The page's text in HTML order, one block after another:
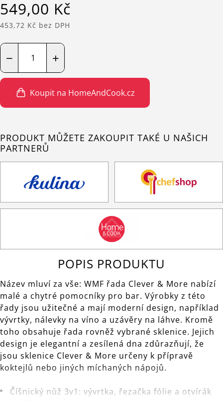
549,00 Kč
453,72 Kč bez DPH
+
−
Koupit na HomeAndCook.cz
PRODUKT MŮŽETE ZAKOUPIT TAKÉ U NAŠICH
PARTNERŮ
POPIS PRODUKTU
Název mluví za vše: WMF řada Clever & More nabízí
malé a chytré pomocníky pro bar. Výrobky z této
řady jsou užitečné a mají moderní design, například
vývrtky, nálevky na víno a uzávěry na láhve. Kromě
toho obsahuje řada rovněž vybrané sklenice. Jejich
design je elegantní a zesílená dna zdůrazňují, že
jsou sklenice Clever & More určeny k přípravě
koktejlů nebo jiných míchaných nápojů.
Číšnický nůž 3v1: vývrtka, řezačka fólie a otvírák